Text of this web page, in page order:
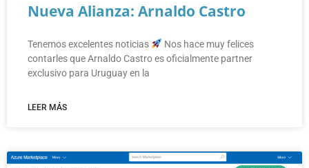
Nueva Alianza: Arnaldo Castro
Tenemos excelentes noticias
Nos hace muy felices
contarles que Arnaldo Castro es oficialmente partner
exclusivo para Uruguay en la
LEER MÁS